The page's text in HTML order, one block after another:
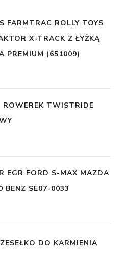
FARMTRAC ROLLY TOYS
X-TRACK Z ŁYŻKĄ
PREMIUM (651009)
TWISTRIDE
EGR FORD S-MAX MAZDA
BENZ SE07-0033
DO KARMIENIA